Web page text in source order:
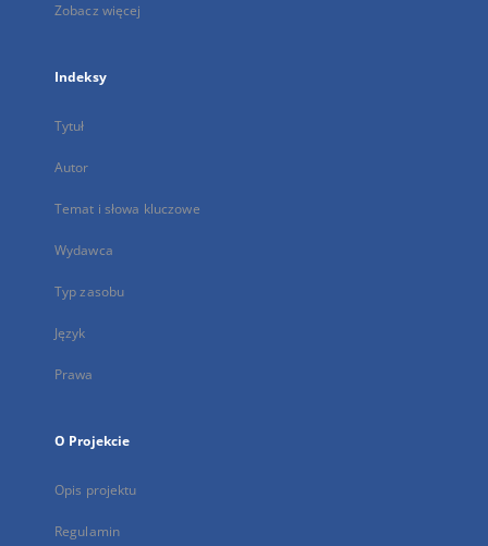
Zobacz więcej
Indeksy
Tytuł
Autor
Temat i słowa kluczowe
Wydawca
Typ zasobu
Język
Prawa
O Projekcie
Opis projektu
Regulamin